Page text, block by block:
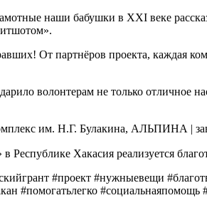
наши бабушки в XXI веке
От партнёров проекта, каждая
волонтерам не только
им. Н.Г. Булакина, АЛЬПИНА |
Хакасия реализуется
#проект #нужныевещи
#помогатьлегко